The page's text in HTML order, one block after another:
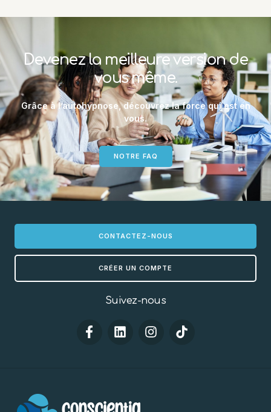
Devenez la meilleure version de
vous même.
Grâce à l’autohypnose, découvrez la force qui est en
vous.
NOTRE FAQ
Suivez-nous
CONTACTEZ-NOUS
CRÉER UN COMPTE